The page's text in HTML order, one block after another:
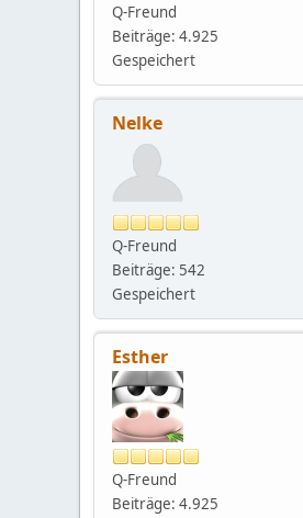
Q-Freund
Beiträge: 4.925
Gespeichert
Nelke
Q-Freund
Beiträge: 542
Gespeichert
Esther
Q-Freund
Beiträge: 4.925